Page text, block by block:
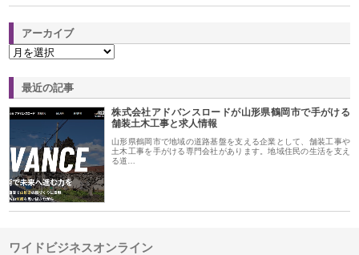
アーカイブ
最近の記事
株式会社アドバンスロードが山形県鶴岡市で手がける
舗装土木工事と求人情報
山形県鶴岡市で地域の道路基盤を支える企業として、舗装工事や
土木工事を手がける専門会社があります。地域住民の生活を支え
る道…
ワイドビジネスオンライン